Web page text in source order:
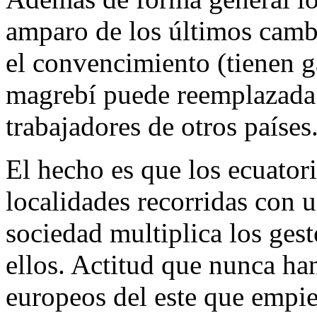
amparo de los últimos
el convencimiento (tienen
magrebí puede
trabajadores de otros
El hecho es que los
localidades recorridas con
sociedad multiplica los
ellos. Actitud que nunca
europeos del este que